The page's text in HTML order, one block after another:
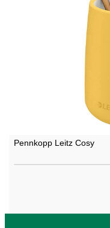
Pennkopp Leitz Cosy